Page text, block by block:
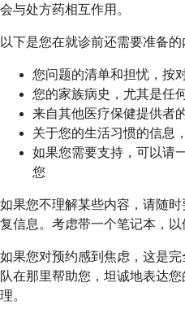
会与处方药相互作用。
以下是您在就诊前还需要准备的
您问题的清单和担忧，按
您的家族病史，尤其是任
来自其他医疗保健提供者
关于您的生活习惯的信息
如果您需要支持，可以请
您
如果您不理解某些内容，请随
复信息。考虑带一个笔记本，以
如果您对预约感到焦虑，这是
队在那里帮助您，坦诚地表达
理。